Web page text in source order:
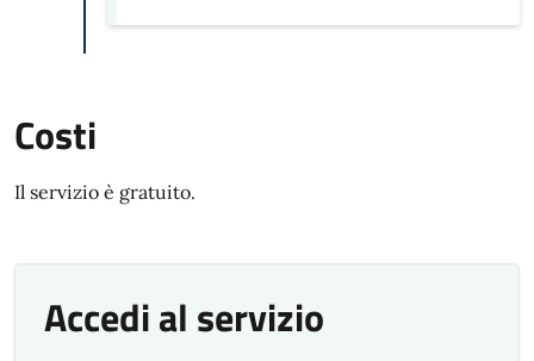
Costi
Il servizio è gratuito.
Accedi al servizio